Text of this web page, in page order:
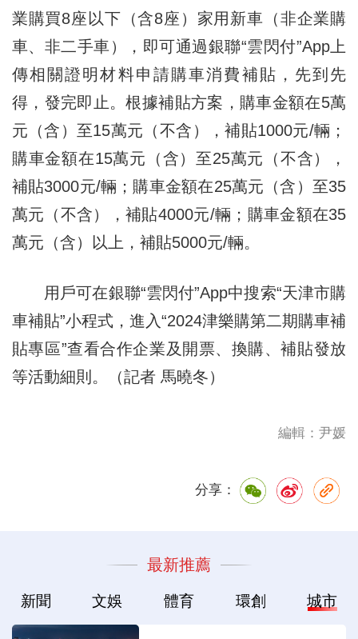
業購買8座以下（含8座）家用新車（非企業購
車、非二手車），即可通過銀聯“雲閃付”App上
傳相關證明材料申請購車消費補貼，先到先
得，發完即止。根據補貼方案，購車金額在5萬
元（含）至15萬元（不含），補貼1000元/輛；
購車金額在15萬元（含）至25萬元（不含），
補貼3000元/輛；購車金額在25萬元（含）至35
萬元（不含），補貼4000元/輛；購車金額在35
萬元（含）以上，補貼5000元/輛。
用戶可在銀聯“雲閃付”App中搜索“天津市購
車補貼”小程式，進入“2024津樂購第二期購車補
貼專區”查看合作企業及開票、換購、補貼發放
等活動細則。（記者 馬曉冬）
編輯：尹媛
分享：
最新推薦
新聞 文娛 體育 環創 城市